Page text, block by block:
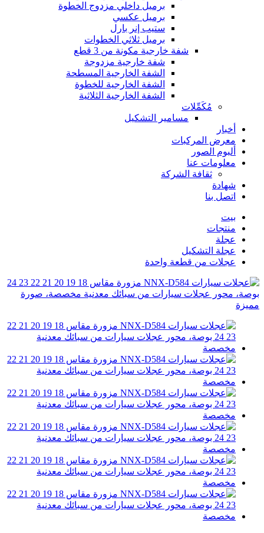
برميل داخلي مزدوج الخطوة
برميل عكسي
ستيب إنر بارل
برميل ثلاثي الخطوات
شفة خارجية مكونة من 3 قطع
شفة خارجية مزدوجة
الشفة الخارجية المسطحة
الشفة الخارجية للخطوة
الشفة الخارجية الثلاثية
مُكَمِّلات
مسامير التشكيل
أخبار
معرض المركبات
ألبوم الصور
معلومات عنا
ثقافة الشركة
شهادة
اتصل بنا
بيت
منتجات
عجلة
عجلة التشكيل
عجلات من قطعة واحدة